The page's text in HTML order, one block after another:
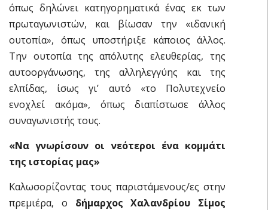
όπως δηλώνει κατηγορηματικά ένας εκ των
πρωταγωνιστών, και βίωσαν την «ιδανική
ουτοπία», όπως υποστήριξε κάποιος άλλος.
Την ουτοπία της απόλυτης ελευθερίας, της
αυτοοργάνωσης, της αλληλεγγύης και της
ελπίδας, ίσως γι’ αυτό «το Πολυτεχνείο
ενοχλεί ακόμα», όπως διαπίστωσε άλλος
συναγωνιστής τους.
«Να γνωρίσουν οι νεότεροι ένα κομμάτι
της ιστορίας μας»
Καλωσορίζοντας τους παριστάμενους/ες στην
πρεμιέρα, ο δήμαρχος Χαλανδρίου Σίμος